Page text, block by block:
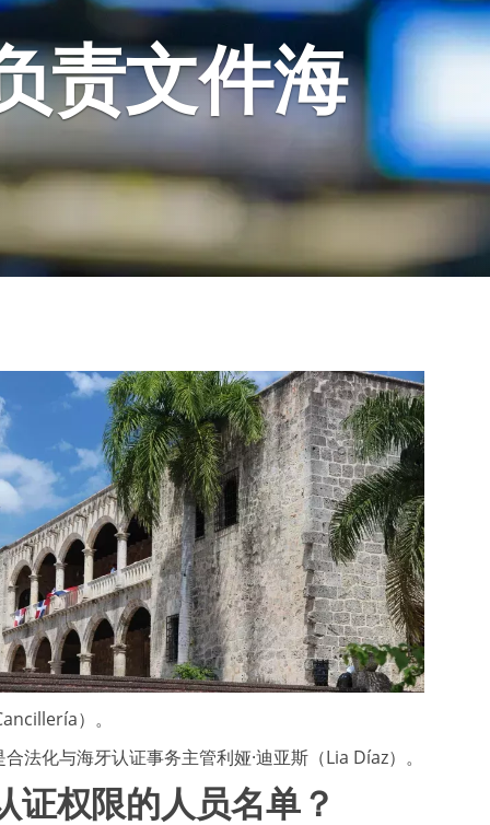
责文件海
）。
化与海牙认证事务主管利娅·迪亚斯（Lia Díaz）。
证权限的人员名单？